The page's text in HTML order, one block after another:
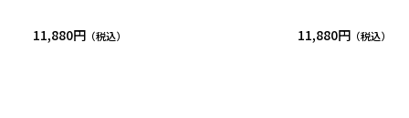
11,880円 11,880円